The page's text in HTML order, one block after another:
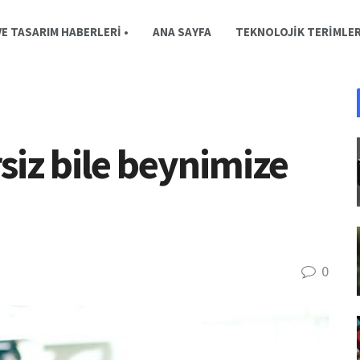
TASARIM HABERLERI • ANA SAYFA TEKNOLOJIK
bile beynimize
0